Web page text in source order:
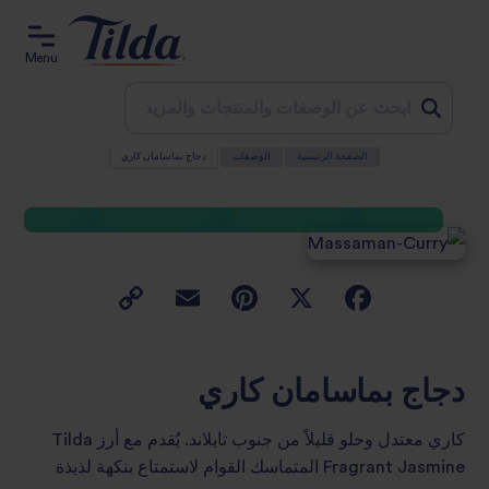
content
Menu
الصفحة الرئيسية الوصفات دجاج بماسامان كاري
دجاج بماسامان كاري
كاري معتدل وحلو قليلاً من جنوب تايلاند. يُقدم مع أرز Tilda
Fragrant Jasmine المتماسك القوام لاستمتاع بنكهة لذيذة